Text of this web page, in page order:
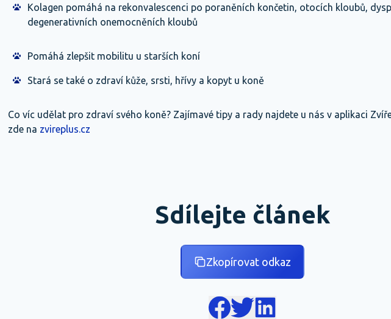
Kolagen pomáhá na rekonvalescenci po poraněních končetin, otocích kloubů,
degenerativních onemocněních kloubů
Pomáhá zlepšit mobilitu u starších koní
Stará se také o zdraví kůže, srsti, hřívy a kopyt u koně
Co víc udělat pro zdraví svého koně? Zajímavé tipy a rady najdete u nás v aplikaci
zde na zvireplus.cz
Sdílejte článek
Zkopírovat odkaz